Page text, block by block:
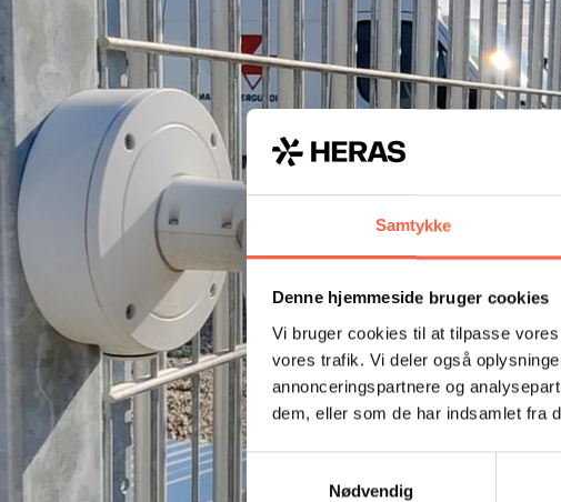
Samtykke
Denne hjemmeside bruger cookies
Vi bruger cookies til at tilpasse
vores trafik. Vi deler også
annonceringspartnere og
dem, eller som de har indsamlet fra
Samtykkevalg
Nødvendig